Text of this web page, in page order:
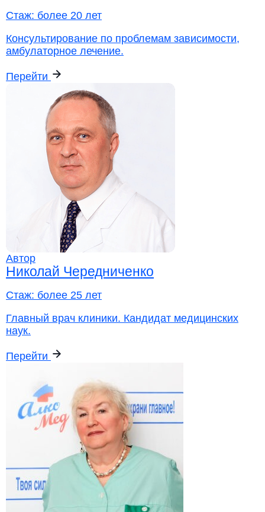
Стаж: более 20 лет
Консультирование по проблемам зависимости,
амбулаторное лечение.
Перейти
Автор
Николай Чередниченко
Стаж: более 25 лет
Главный врач клиники. Кандидат медицинских
наук.
Перейти